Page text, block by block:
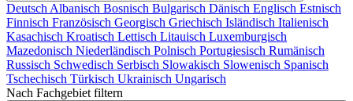
Deutsch Albanisch Bosnisch Bulgarisch Dänisch Englisch Estnisch
Finnisch Französisch Georgisch Griechisch Isländisch Italienisch
Kasachisch Kroatisch Lettisch Litauisch Luxemburgisch
Mazedonisch Niederländisch Polnisch Portugiesisch Rumänisch
Russisch Schwedisch Serbisch Slowakisch Slowenisch Spanisch
Tschechisch Türkisch Ukrainisch Ungarisch
Nach Fachgebiet filtern